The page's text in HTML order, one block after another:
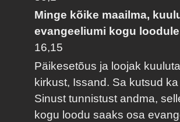
Minge kõike maailma,
evangeeliumi kogu
16,15
Päikesetõus ja loojak
kirkust, Issand. Sa kutsud ka
Sinust tunnistust andma,
kogu loodu saaks osa